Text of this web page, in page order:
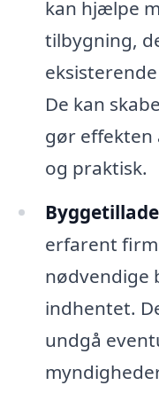
kan hjælpe
tilbygning,
De kan
gør
og praktisk.
erfarent
nødvendige
indhentet.
undgå